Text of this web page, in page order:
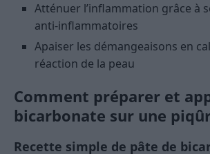
Atténuer l’inflammation grâce à
anti-inflammatoires
Apaiser les démangeaisons en
réaction de la peau
Comment préparer et
bicarbonate sur une
Recette simple de pâte de